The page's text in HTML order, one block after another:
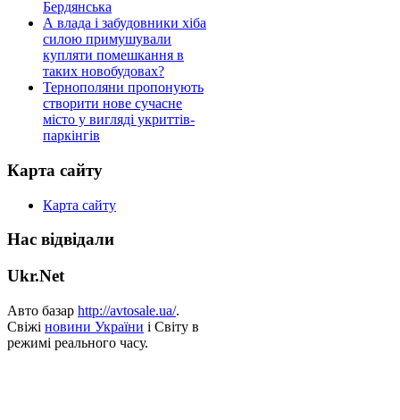
Бердянська
А влада і забудовники хіба
силою примушували
купляти помешкання в
таких новобудовах?
Тернополяни пропонують
створити нове сучасне
місто у вигляді укриттів-
паркінгів
Карта сайту
Карта сайту
Нас відвідали
Ukr.Net
Авто базар http://avtosale.ua/.
Свіжі новини України і Світу в
режимі реального часу.